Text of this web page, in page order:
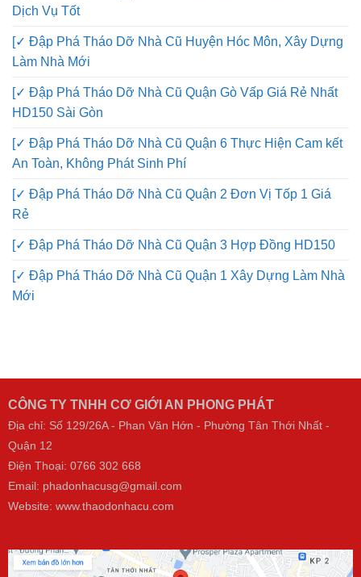
Dịch Vụ Tốt
[✓ Đập Phá Tháo Dỡ Nhà Cũ Huyện Hóc Môn, Xây Dựng
Làm Nhà Mới
[✓ Đập Phá Tháo Dỡ Nhà Cũ Quận Gò Vấp Giá Rẻ Nhất
HD150 Sài Gòn
[✓ Đập Phá Tháo Dỡ Nhà Cũ Quận 6 Thực Hiện Cam kết
An Toàn, Không Phát Sinh Phí
[✓ Đập Phá Tháo Dỡ Nhà Cũ Quận 2 Đơn Vị Tốp 1 Giá
Rẻ
[✓ Đập Phá Tháo Dỡ Nhà Cũ Quận 3 Hợp Đồng HD150
[✓ Đập Phá Tháo Dỡ Nhà Cũ Quận 1 Xây Dựng Làm Nhà
Mới
CÔNG TY TNHH CƠ GIỚI AN PHONG PHÁT
Địa chỉ: Số 129/26A - Phan Văn Hớn - Phường Tân Thới Nhất -
Quận 12
Điện Thoại: 0766 302 668
Email: phadonhacusg@gmail.com
Website: www.thaodonhacu.com